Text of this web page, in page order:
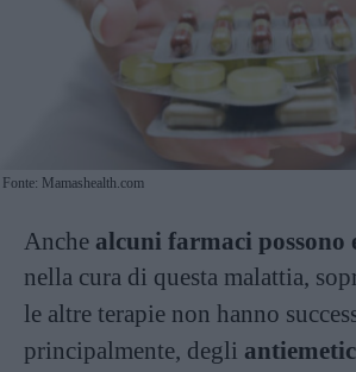
Fonte: Mamashealth.com
Anche alcuni farmaci possono
nella cura di questa malattia,
le altre terapie non hanno
principalmente, degli